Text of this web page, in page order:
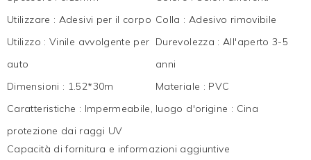
Utilizzare : Adesivi per il corpo Colla : Adesivo rimovibile
Utilizzo : Vinile avvolgente per
auto
Durevolezza :All'aperto 3-5
anni
Dimensioni : 1.52*30m Materiale : PVC
Caratteristiche : Impermeabile,
protezione dai raggi UV
luogo d'origine : Cina
Capacità di fornitura e informazioni aggiuntive